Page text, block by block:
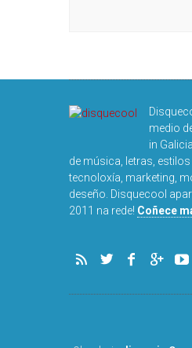
medio
in
de música, letras, estilos
2011 na rede!
Coñece